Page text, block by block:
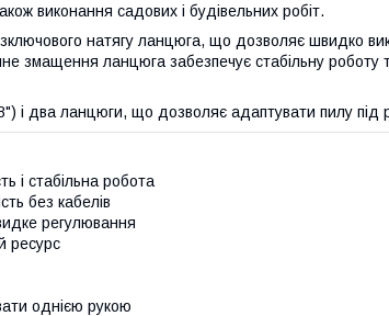
виконання садових і будівельних робіт.
натягу ланцюга, що дозволяє швидко
змащення ланцюга забезпечує стабільну роботу
і два ланцюги, що дозволяє адаптувати пилу під
і стабільна робота
без кабелів
регулювання
ресурс
однією рукою